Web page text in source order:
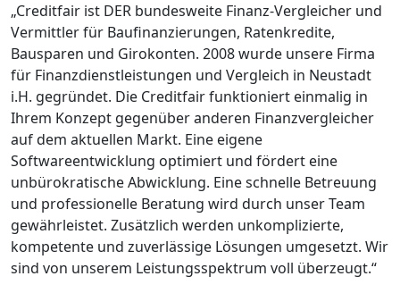
„Creditfair ist DER bundesweite Finanz-Vergleicher und
Vermittler für Baufinanzierungen, Ratenkredite,
Bausparen und Girokonten. 2008 wurde unsere Firma
für Finanzdienstleistungen und Vergleich in Neustadt
i.H. gegründet. Die Creditfair funktioniert einmalig in
Ihrem Konzept gegenüber anderen Finanzvergleicher
auf dem aktuellen Markt. Eine eigene
Softwareentwicklung optimiert und fördert eine
unbürokratische Abwicklung. Eine schnelle Betreuung
und professionelle Beratung wird durch unser Team
gewährleistet. Zusätzlich werden unkomplizierte,
kompetente und zuverlässige Lösungen umgesetzt. Wir
sind von unserem Leistungsspektrum voll überzeugt.“